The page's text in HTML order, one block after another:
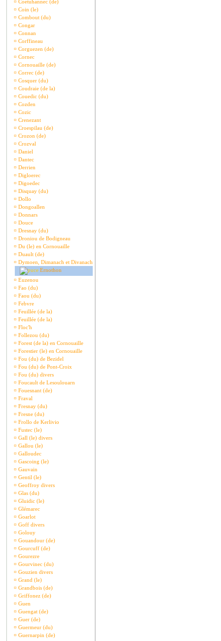
¤ Coetuhannec (de)
¤ Coin (le)
¤ Combout (du)
¤ Congar
¤ Connan
¤ Corffineau
¤ Corguezen (de)
¤ Cornec
¤ Cornouaille (de)
¤ Correc (de)
¤ Cosquer (du)
¤ Coudraie (de la)
¤ Couedic (du)
¤ Cozden
¤ Cozic
¤ Crenezant
¤ Croespilau (de)
¤ Crozon (de)
¤ Crozval
¤ Daniel
¤ Dantec
¤ Derrien
¤ Digloerec
¤ Digoedec
¤ Disquay (du)
¤ Dollo
¤ Dongoallen
¤ Donnars
¤ Douce
¤ Dresnay (du)
¤ Droniou de Bodigneau
¤ Du (le) en Cornouaille
¤ Duault (de)
¤ Dymoen, Dimanach et Divanach
Ernothon
¤ Euzenou
¤ Fao (du)
¤ Faou (du)
¤ Febvre
¤ Feuillée (de la)
¤ Feuillée (de la)
¤ Floc'h
¤ Follezou (du)
¤ Forest (de la) en Cornouaille
¤ Forestier (le) en Cornouaille
¤ Fou (du) de Bezidel
¤ Fou (du) de Pont-Croix
¤ Fou (du) divers
¤ Foucault de Lesoulouarn
¤ Fouesnant (de)
¤ Fraval
¤ Fresnay (du)
¤ Fresne (du)
¤ Frollo de Kerlivio
¤ Fustec (le)
¤ Gall (le) divers
¤ Gallou (le)
¤ Galloudec
¤ Gascoing (le)
¤ Gauvain
¤ Gentil (le)
¤ Geoffroy divers
¤ Glas (du)
¤ Gluidic (le)
¤ Glémarec
¤ Goarlot
¤ Goff divers
¤ Golouy
¤ Gouandour (de)
¤ Gourcuff (de)
¤ Gourezre
¤ Gourvinec (du)
¤ Gouzien divers
¤ Grand (le)
¤ Grandbois (de)
¤ Griffonez (de)
¤ Guen
¤ Guengat (de)
¤ Guer (de)
¤ Guermeur (du)
¤ Guernarpin (de)